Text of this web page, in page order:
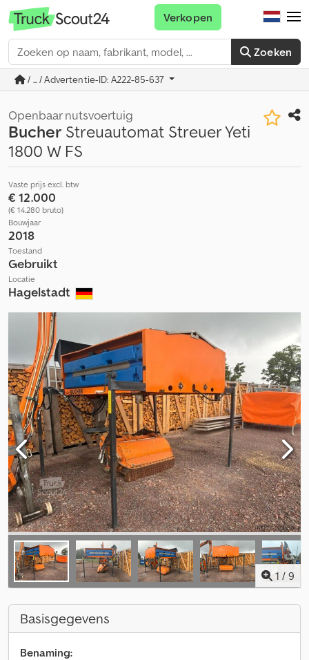
Zoeken
Verkopen
/ ... / Advertentie-ID: A222-85-637
Openbaar nutsvoertuig
Bucher Streuautomat Streuer Yeti
1800 W FS
Vaste prijs excl. btw
€ 12.000
(€ 14.280 bruto)
Bouwjaar
2018
Toestand
Gebruikt
Locatie
Hagelstadt
1 / 9
Basisgegevens
Benaming: